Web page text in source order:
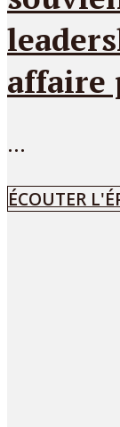
affaire
...
ÉCOUTER